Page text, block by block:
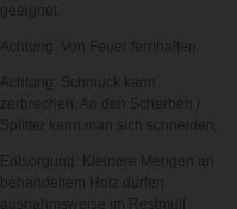
geeignet.
Achtung: Von Feuer fernhalten.
Achtung: Schmuck kann
zerbrechen. An den Scherben /
Splitter kann man sich schneiden.
Entsorgung: Kleinere Mengen an
behandeltem Holz dürfen
ausnahmsweise im Restmüll